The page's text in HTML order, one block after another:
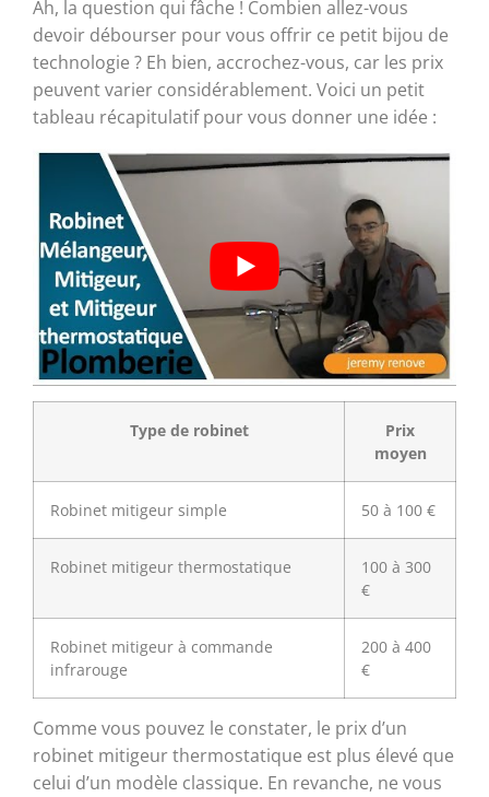
Ah, la question qui fâche ! Combien allez-vous
devoir débourser pour vous offrir ce petit bijou de
technologie ? Eh bien, accrochez-vous, car les prix
peuvent varier considérablement. Voici un petit
tableau récapitulatif pour vous donner une idée :
Type de robinet
Prix
moyen
Robinet mitigeur simple 50 à 100 €
Robinet mitigeur thermostatique
100 à 300
€
Robinet mitigeur à commande
infrarouge
200 à 400
€
Comme vous pouvez le constater, le prix d’un
robinet mitigeur thermostatique est plus élevé que
celui d’un modèle classique. En revanche, ne vous